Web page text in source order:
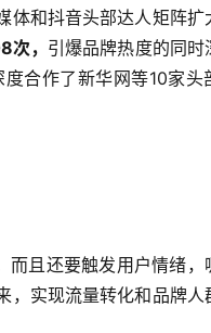
体和抖音头部达人矩阵扩
， 引爆品牌热度的同时
合作了新华网等10家头
且还要触发用户情绪，
，实现流量转化和品牌人